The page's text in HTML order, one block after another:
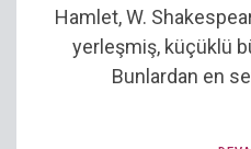
Hamlet, W.
yerleşmiş, küçüklü
Bunlardan en